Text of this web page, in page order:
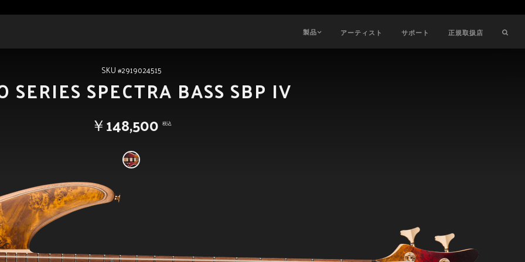
製品 アーティスト サポート 正規取扱店
SKU #2919024515
SERIES SPECTRA BASS SBP IV
￥148,500 税込